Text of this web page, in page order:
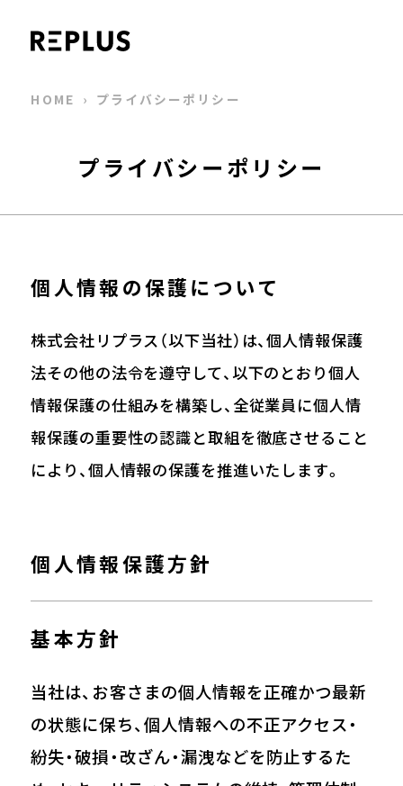
HOME › プライバシーポリシー
プライバシーポリシー
個人情報の保護について
株式会社リプラス（以下当社）は、個人情報保護
法その他の法令を遵守して、以下のとおり個人
情報保護の仕組みを構築し、全従業員に個人情
報保護の重要性の認識と取組を徹底させること
により、個人情報の保護を推進いたします。
個人情報保護方針
基本方針
当社は、お客さまの個人情報を正確かつ最新
の状態に保ち、個人情報への不正アクセス・
紛失・破損・改ざん・漏洩などを防止するた